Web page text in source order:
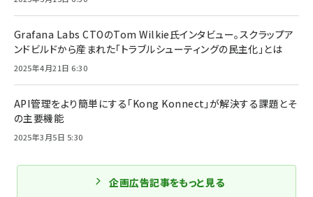
Grafana Labs CTOのTom Wilkie氏インタビュー。スクラップア
ンドビルドから産まれた「トラブルシューティングの民主化」とは
2025年4月21日 6:30
API管理をより簡単にする「Kong Konnect」が解決する課題とそ
の主要機能
2025年3月5日 5:30
企画広告記事をもっと見る